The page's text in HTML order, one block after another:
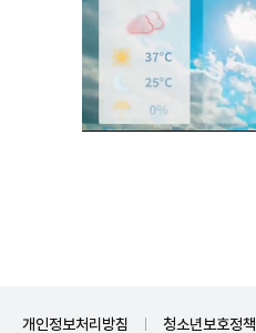
개인정보처리방침 청소년보호정책